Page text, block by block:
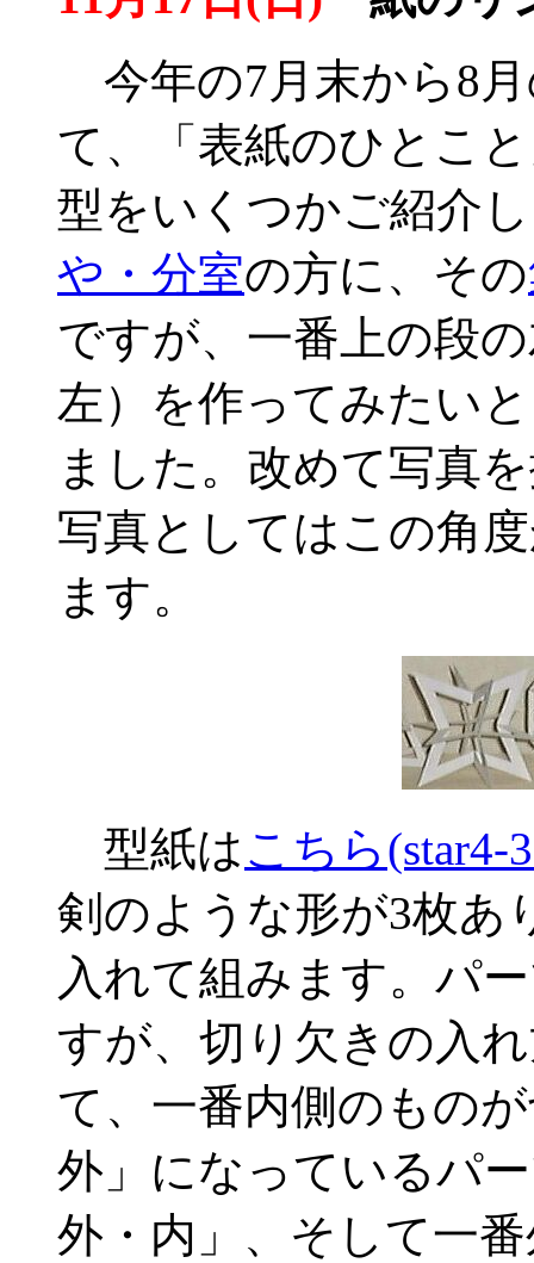
今年の7月末から8
て、「表紙のひとこ
型をいくつかご紹介
や・分室の方に、その
ですが、一番上の段
左）を作ってみたい
ました。改めて写真
写真としてはこの角
ます。
型紙はこちら(star4-
剣のような形が3枚あ
入れて組みます。パ
すが、切り欠きの入
て、一番内側のもの
外」になっているパ
外・内」、そして一